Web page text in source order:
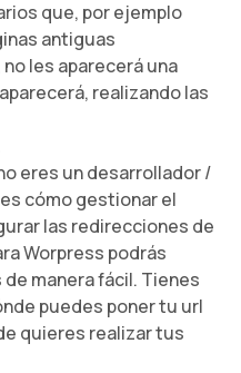
que, por ejemplo
antiguas
les aparecerá una
realizando las
eres un desarrollador /
cómo gestionar el
las redirecciones de
Worpress podrás
manera fácil. Tienes
puedes poner tu url
quieres realizar tus